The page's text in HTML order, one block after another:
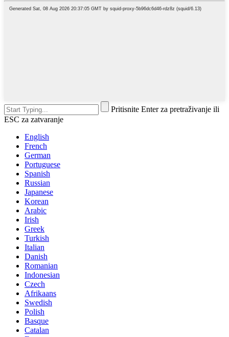
Pritisnite Enter za pretraživanje ili
ESC za zatvaranje
English
French
German
Portuguese
Spanish
Russian
Japanese
Korean
Arabic
Irish
Greek
Turkish
Italian
Danish
Romanian
Indonesian
Czech
Afrikaans
Swedish
Polish
Basque
Catalan